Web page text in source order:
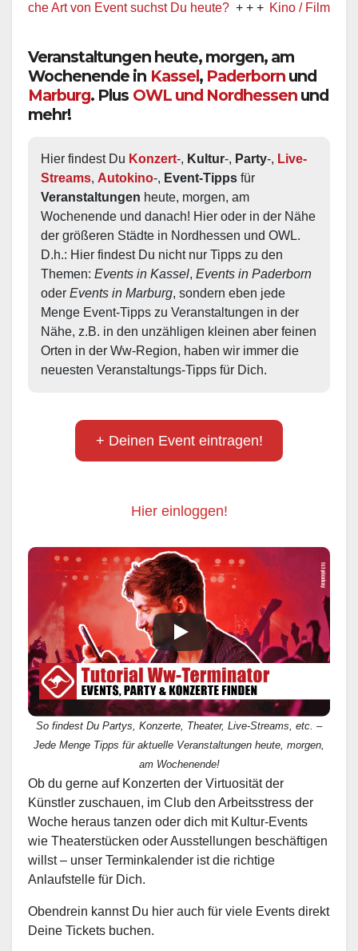
Art von Event suchst Du heute? + + + Kino / Film + + +
Veranstaltungen heute, morgen, am
Wochenende in Kassel , Paderborn und
Marburg. Plus OWL und Nordhessen und
mehr!
Hier findest Du Konzert-, Kultur-, Party-, Live-
Streams, Autokino-, Event-Tipps
Veranstaltungen heute, morgen, am
Wochenende und danach! Hier oder in der Nähe
der größeren Städte in Nordhessen und OWL.
D.h.: Hier findest Du nicht nur Tipps zu den
Themen: Events in Kassel, Events in Paderborn
oder Events in Marburg, sondern eben jede
Menge Event-Tipps zu Veranstaltungen in der
Nähe, z.B. in den unzähligen kleinen aber feinen
Orten in der Ww-Region, haben wir immer die
neuesten Veranstaltungs-Tipps für Dich.
+ Deinen Event eintragen!
Hier einloggen!
So findest Du Partys, Konzerte, Theater, Live-Streams, etc. –
Jede Menge Tipps für aktuelle Veranstaltungen heute, morgen,
am Wochenende!
Ob du gerne auf Konzerten der Virtuosität der
Künstler zuschauen, im Club den Arbeitsstress der
Woche heraus tanzen oder dich mit Kultur-Events
wie Theaterstücken oder Ausstellungen beschäftigen
willst – unser Terminkalender ist die richtige
Anlaufstelle für Dich.
Obendrein kannst Du hier auch für viele Events direkt
Deine Tickets buchen.